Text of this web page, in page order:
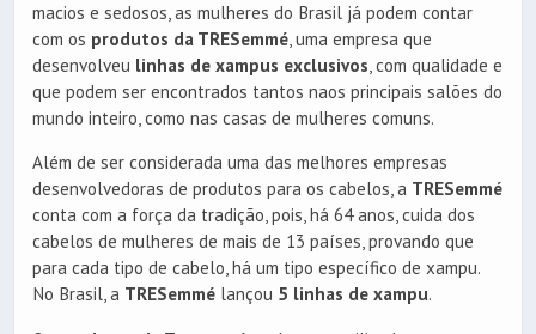
macios e sedosos, as mulheres do Brasil já podem contar
com os produtos da TRESemmé, uma empresa que
desenvolveu linhas de xampus exclusivos, com qualidade e
que podem ser encontrados tantos naos principais salões do
mundo inteiro, como nas casas de mulheres comuns.
Além de ser considerada uma das melhores empresas
desenvolvedoras de produtos para os cabelos, a TRESemmé
conta com a força da tradição, pois, há 64 anos, cuida dos
cabelos de mulheres de mais de 13 países, provando que
para cada tipo de cabelo, há um tipo específico de xampu.
No Brasil, a TRESemmé lançou 5 linhas de xampu.